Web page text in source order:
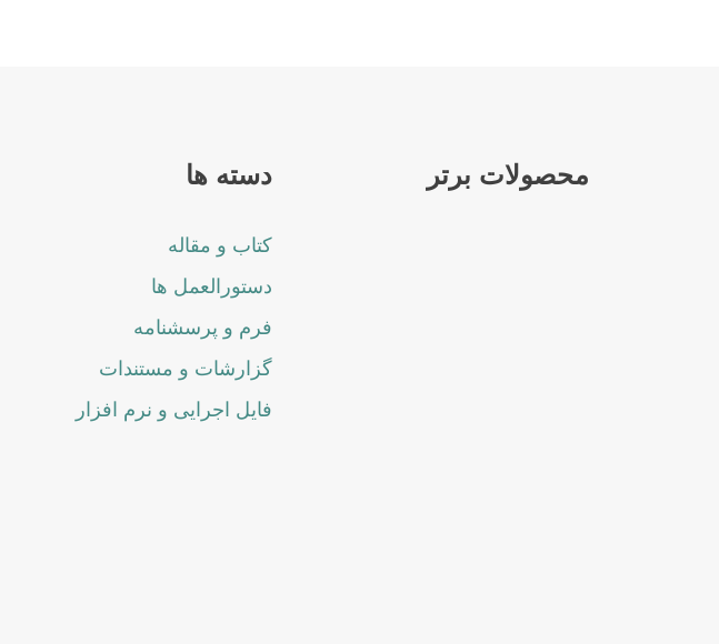
محصولات برتر دسته ها
کتاب و مقاله
دستورالعمل ها
فرم و پرسشنامه
گزارشات و مستندات
فایل اجرایی و نرم افزار